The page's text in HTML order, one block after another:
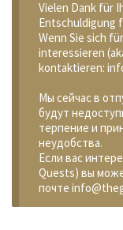
Vielen Dank für
Entschuldigung
Wenn Sie sich
interessieren
kontaktieren:
Мы сейчас в
будут
терпение и
неудобства.
Если вас
Quests) вы
почте